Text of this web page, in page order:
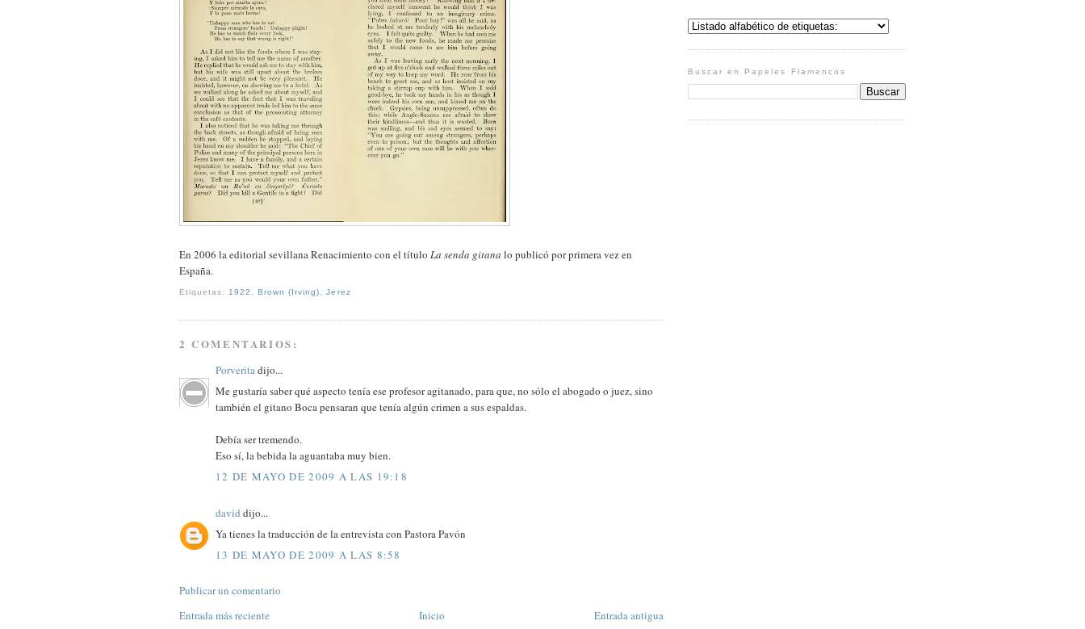
En 2006 la editorial sevillana Renacimiento con el título La senda gitana lo publicó por primera vez en
España.
Etiquetas: 1922 ,Brown (Irving) ,Jerez
2 COMENTARIOS:
Porverita dijo...
Me gustaría saber qué aspecto tenía ese profesor agitanado, para que, no sólo el abogado o juez, sino
también el gitano Boca pensaran que tenía algún crimen a sus espaldas.
Debía ser tremendo.
Eso sí, la bebida la aguantaba muy bien.
12 DE MAYO DE 2009 A LAS 19:18
david dijo...
Ya tienes la traducción de la entrevista con Pastora Pavón
13 DE MAYO DE 2009 A LAS 8:58
Publicar un comentario
Entrada más reciente
Entrada antigua
Inicio
Buscar en Papeles Flamencos